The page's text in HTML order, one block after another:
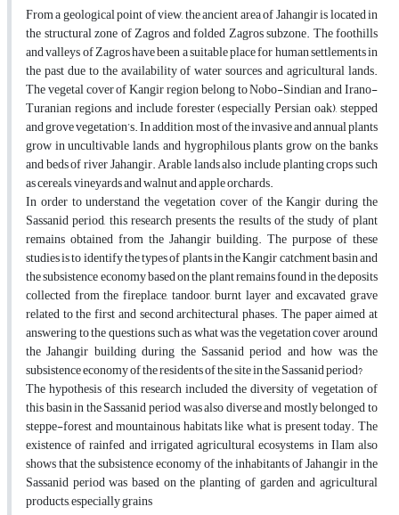
From a geological point of view, the ancient area of Jahangir is located in
the structural zone of Zagros and folded Zagros subzone. The foothills
and valleys of Zagros have been a suitable place for human settlements in
the past due to the availability of water sources and agricultural lands.
The vegetal cover of Kangir region belong to Nobo-Sindian and Irano-
Turanian regions and include forester (especially Persian oak), stepped
and grove vegetation’s. In addition, most of the invasive and annual plants
grow in uncultivable lands, and hygrophilous plants grow on the banks
and beds of river Jahangir. Arable lands also include planting crops such
as cereals, vineyards and walnut and apple orchards.
In order to understand the vegetation cover of the Kangir during the
Sassanid period, this research presents the results of the study of plant
remains obtained from the Jahangir building. The purpose of these
studies is to identify the types of plants in the Kangir catchment basin and
the subsistence economy based on the plant remains found in the deposits
collected from the fireplace, tandoor, burnt layer and excavated grave
related to the first and second architectural phases. The paper aimed at
answering to the questions such as what was the vegetation cover around
the Jahangir building during the Sassanid period and how was the
subsistence economy of the residents of the site in the Sassanid period?
The hypothesis of this research included the diversity of vegetation of
this basin in the Sassanid period was also diverse and mostly belonged to
steppe-forest and mountainous habitats like what is present today. The
existence of rainfed and irrigated agricultural ecosystems in Ilam also
shows that the subsistence economy of the inhabitants of Jahangir in the
Sassanid period was based on the planting of garden and agricultural
products, especially grains